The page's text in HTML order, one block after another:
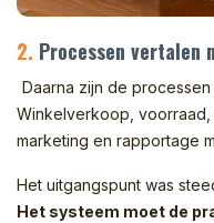
2. Processen vertalen
Daarna zijn de
Winkelverkoop,
marketing en rapportage
Het uitgangspunt was
Het systeem moet de